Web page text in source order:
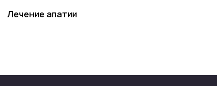
Лечение апатии